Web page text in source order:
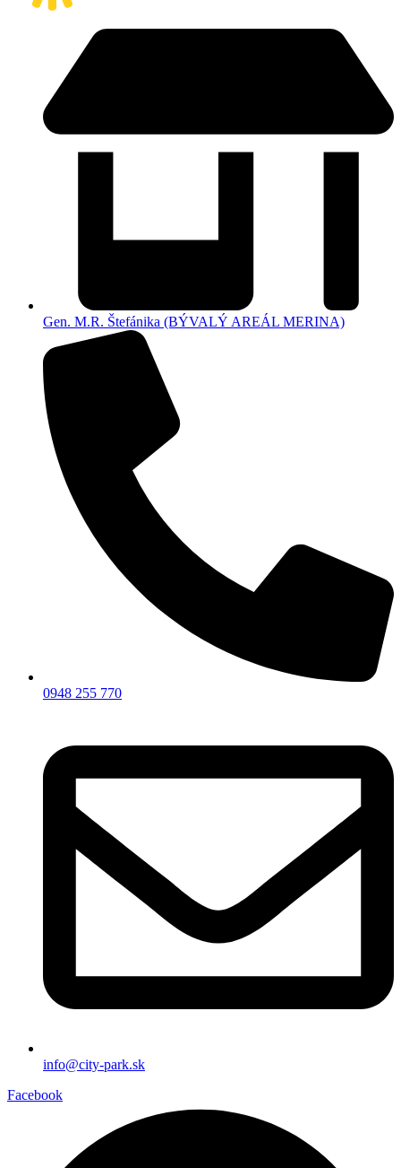
Gen. M.R. Štefánika (BÝVALÝ AREÁL MERINA)
0948 255 770
info@city-park.sk
Facebook